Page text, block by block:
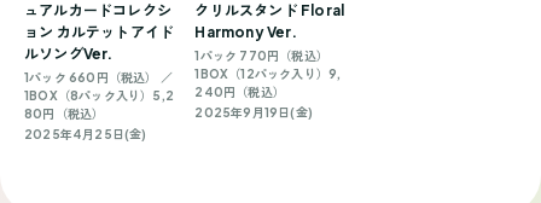
ュアルカードコレクシ
ョン カルテットアイド
ルソングVer.
1パック 660円（税込） ／
1BOX（8パック入り）5,2
80円（税込）
2025年4月25日(金)
クリルスタンド Floral
Harmony Ver.
1パック 770円（税込）
1BOX（12パック入り）9,
240円（税込）
2025年9月19日(金)